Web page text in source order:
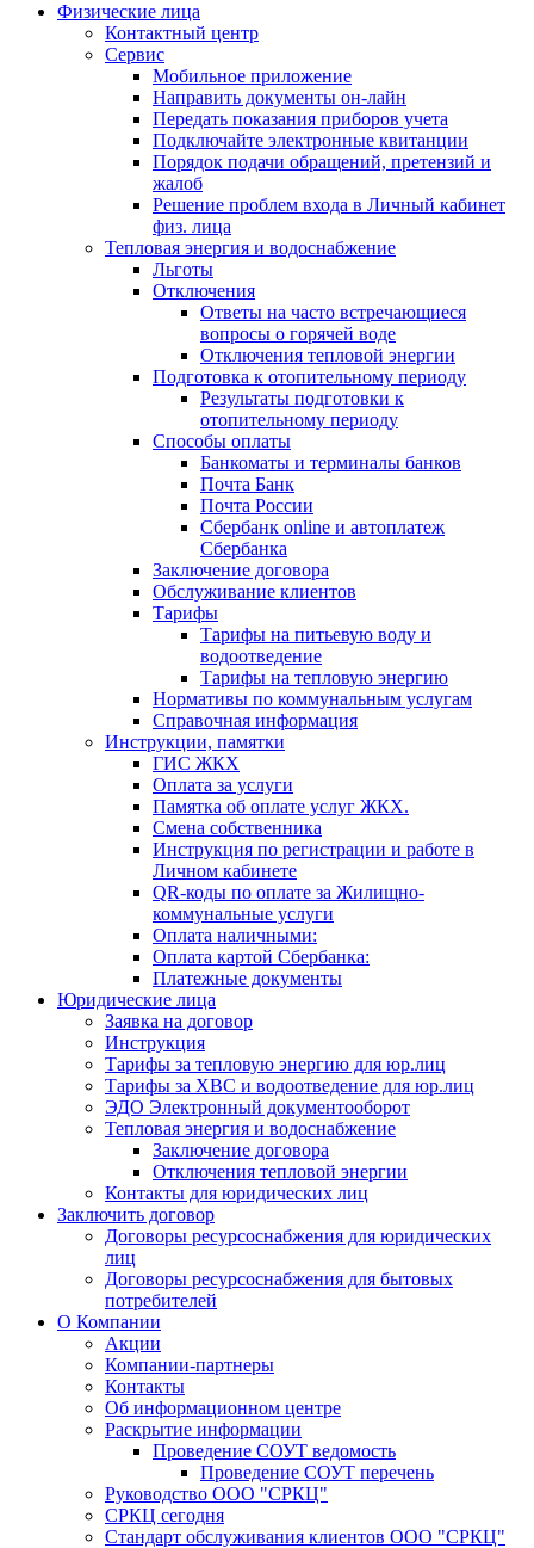
Физические лица
Контактный центр
Сервис
Мобильное приложение
Направить документы он-лайн
Передать показания приборов учета
Подключайте электронные квитанции
Порядок подачи обращений, претензий и
жалоб
Решение проблем входа в Личный кабинет
физ. лица
Тепловая энергия и водоснабжение
Льготы
Отключения
Ответы на часто встречающиеся
вопросы о горячей воде
Отключения тепловой энергии
Подготовка к отопительному периоду
Результаты подготовки к
отопительному периоду
Способы оплаты
Банкоматы и терминалы банков
Почта Банк
Почта России
Сбербанк online и автоплатеж
Сбербанка
Заключение договора
Обслуживание клиентов
Тарифы
Тарифы на питьевую воду и
водоотведение
Тарифы на тепловую энергию
Нормативы по коммунальным услугам
Справочная информация
Инструкции, памятки
ГИС ЖКХ
Оплата за услуги
Памятка об оплате услуг ЖКХ.
Смена собственника
Инструкция по регистрации и работе в
Личном кабинете
QR-коды по оплате за Жилищно-
коммунальные услуги
Оплата наличными:
Оплата картой Сбербанка:
Платежные документы
Юридические лица
Заявка на договор
Инструкция
Тарифы за тепловую энергию для юр.лиц
Тарифы за ХВС и водоотведение для юр.лиц
ЭДО Электронный документооборот
Тепловая энергия и водоснабжение
Заключение договора
Отключения тепловой энергии
Контакты для юридических лиц
Заключить договор
Договоры ресурсоснабжения для юридических
лиц
Договоры ресурсоснабжения для бытовых
потребителей
О Компании
Акции
Компании-партнеры
Контакты
Об информационном центре
Раскрытие информации
Проведение СОУТ ведомость
Проведение СОУТ перечень
Руководство ООО "СРКЦ"
СРКЦ сегодня
Стандарт обслуживания клиентов ООО "СРКЦ"